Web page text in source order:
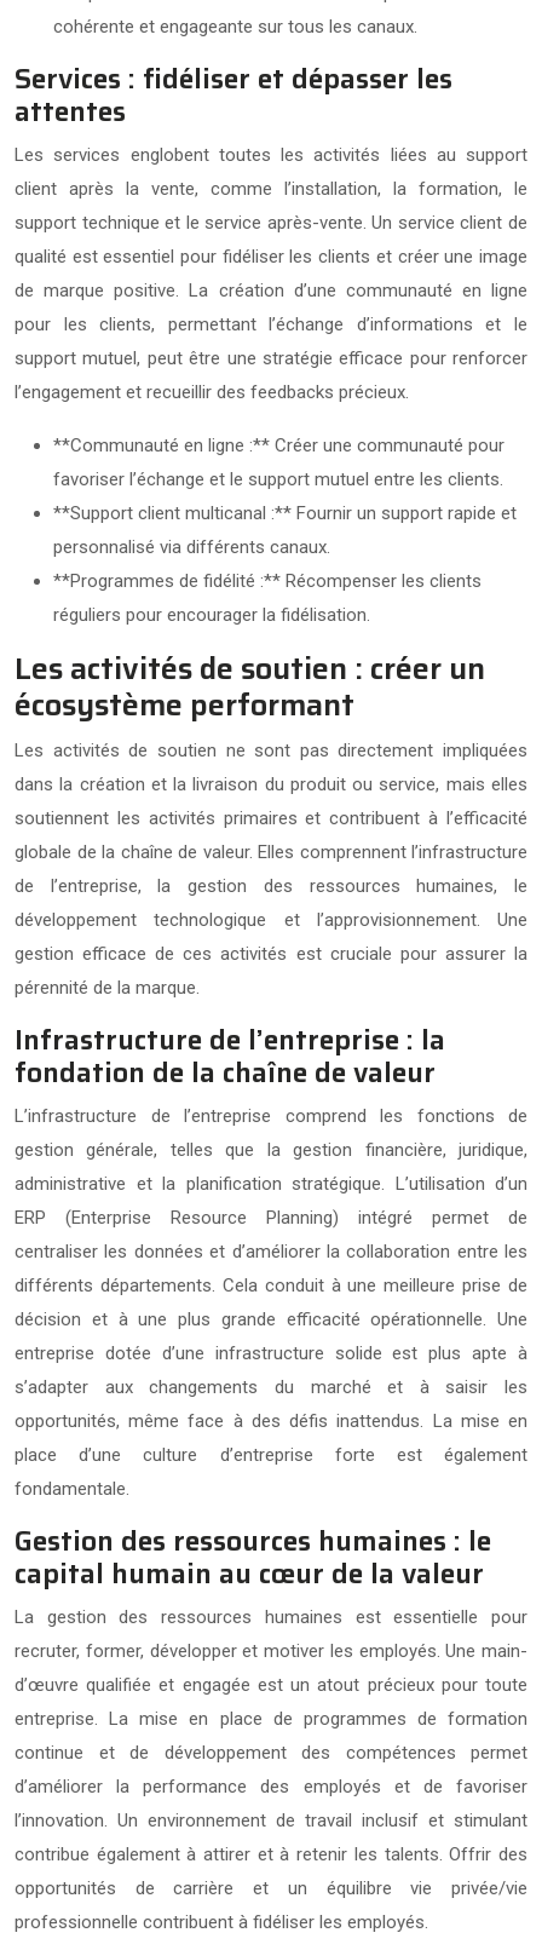
cohérente et engageante sur tous les canaux.
Services : fidéliser et dépasser les
attentes
Les services englobent toutes les activités liées au support
client après la vente, comme l’installation, la formation, le
support technique et le service après-vente. Un service client de
qualité est essentiel pour fidéliser les clients et créer une image
de marque positive. La création d’une communauté en ligne
pour les clients, permettant l’échange d’informations et le
support mutuel, peut être une stratégie efficace pour renforcer
l’engagement et recueillir des feedbacks précieux.
**Communauté en ligne :** Créer une communauté pour
favoriser l’échange et le support mutuel entre les clients.
**Support client multicanal :** Fournir un support rapide et
personnalisé via différents canaux.
**Programmes de fidélité :** Récompenser les clients
réguliers pour encourager la fidélisation.
Les activités de soutien : créer un
écosystème performant
Les activités de soutien ne sont pas directement impliquées
dans la création et la livraison du produit ou service, mais elles
soutiennent les activités primaires et contribuent à l’efficacité
globale de la chaîne de valeur. Elles comprennent l’infrastructure
de l’entreprise, la gestion des ressources humaines, le
développement technologique et l’approvisionnement. Une
gestion efficace de ces activités est cruciale pour assurer la
pérennité de la marque.
Infrastructure de l’entreprise : la
fondation de la chaîne de valeur
L’infrastructure de l’entreprise comprend les fonctions de
gestion générale, telles que la gestion financière, juridique,
administrative et la planification stratégique. L’utilisation d’un
ERP (Enterprise Resource Planning) intégré permet de
centraliser les données et d’améliorer la collaboration entre les
différents départements. Cela conduit à une meilleure prise de
décision et à une plus grande efficacité opérationnelle. Une
entreprise dotée d’une infrastructure solide est plus apte à
s’adapter aux changements du marché et à saisir les
opportunités, même face à des défis inattendus. La mise en
place d’une culture d’entreprise forte est également
fondamentale.
Gestion des ressources humaines : le
capital humain au cœur de la valeur
La gestion des ressources humaines est essentielle pour
recruter, former, développer et motiver les employés. Une main-
d’œuvre qualifiée et engagée est un atout précieux pour toute
entreprise. La mise en place de programmes de formation
continue et de développement des compétences permet
d’améliorer la performance des employés et de favoriser
l’innovation. Un environnement de travail inclusif et stimulant
contribue également à attirer et à retenir les talents. Offrir des
opportunités de carrière et un équilibre vie privée/vie
professionnelle contribuent à fidéliser les employés.